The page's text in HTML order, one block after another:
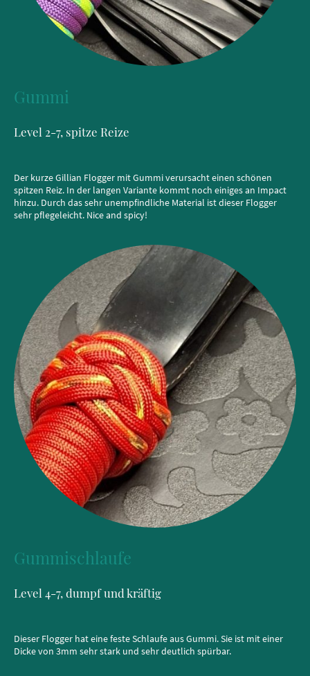
Gummi
Level 2-7, spitze Reize
Der kurze Gillian Flogger mit Gummi verursacht einen schönen
spitzen Reiz. In der langen Variante kommt noch einiges an Impact
hinzu. Durch das sehr unempfindliche Material ist dieser Flogger
sehr pflegeleicht. Nice and spicy!
Gummischlaufe
Level 4-7, dumpf und kräftig
Dieser Flogger hat eine feste Schlaufe aus Gummi. Sie ist mit einer
Dicke von 3mm sehr stark und sehr deutlich spürbar.